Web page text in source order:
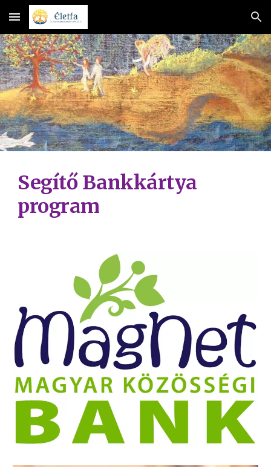
Skip to main content Skip to navigation
Segítő Bankkártya
program